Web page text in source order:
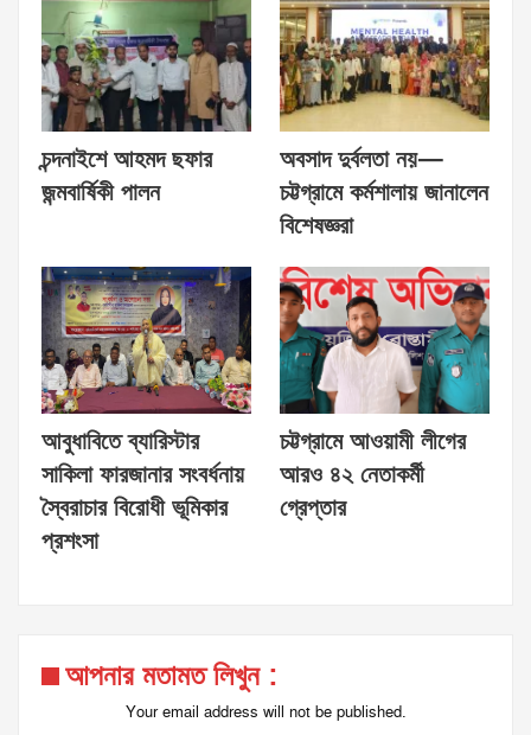
চন্দনাইশে আহমদ ছফার
জন্মবার্ষিকী পালন
অবসাদ দুর্বলতা নয়—
চট্টগ্রামে কর্মশালায় জানালেন
বিশেষজ্ঞরা
আবুধাবিতে ব্যারিস্টার
সাকিলা ফারজানার সংবর্ধনায়
স্বৈরাচার বিরোধী ভূমিকার
প্রশংসা
চট্টগ্রামে আওয়ামী লীগের
আরও ৪২ নেতাকর্মী
গ্রেপ্তার
আপনার মতামত লিখুন :
Your email address will not be published.